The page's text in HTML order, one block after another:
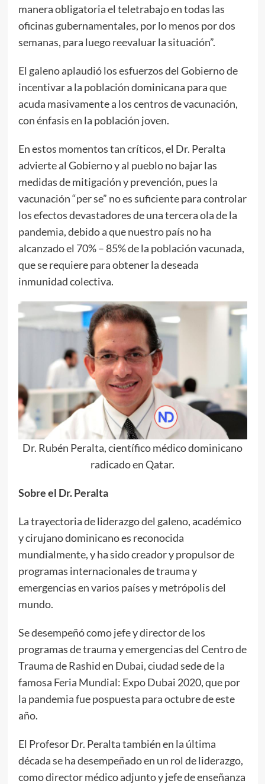
manera obligatoria el teletrabajo en todas las
oficinas gubernamentales, por lo menos por dos
semanas, para luego reevaluar la situación”.
El galeno aplaudió los esfuerzos del Gobierno de
incentivar a la población dominicana para que
acuda masivamente a los centros de vacunación,
con énfasis en la población joven.
En estos momentos tan críticos, el Dr. Peralta
advierte al Gobierno y al pueblo no bajar las
medidas de mitigación y prevención, pues la
vacunación “per se” no es suficiente para controlar
los efectos devastadores de una tercera ola de la
pandemia, debido a que nuestro país no ha
alcanzado el 70% – 85% de la población vacunada,
que se requiere para obtener la deseada
inmunidad colectiva.
Dr. Rubén Peralta, científico médico dominicano
radicado en Qatar.
Sobre el Dr. Peralta
La trayectoria de liderazgo del galeno, académico
y cirujano dominicano es reconocida
mundialmente, y ha sido creador y propulsor de
programas internacionales de trauma y
emergencias en varios países y metrópolis del
mundo.
Se desempeñó como jefe y director de los
programas de trauma y emergencias del Centro de
Trauma de Rashid en Dubai, ciudad sede de la
famosa Feria Mundial: Expo Dubai 2020, que por
la pandemia fue pospuesta para octubre de este
año.
El Profesor Dr. Peralta también en la última
década se ha desempeñado en un rol de liderazgo,
como director médico adjunto y jefe de enseñanza